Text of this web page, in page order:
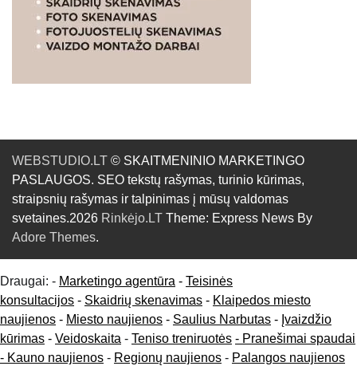
WEBSTUDIO.LT © SKAITMENINIO MARKETINGO
PASLAUGOS. SEO tekstų rašymas, turinio kūrimas,
straipsnių rašymas ir talpinimas į mūsų valdomas
svetaines.2026 Rinkėjo.LT Theme: Express News By
Adore Themes.
Draugai: - Marketingo agentūra - Teisinės
konsultacijos - Skaidrių skenavimas - Klaipedos miesto
naujienos - Miesto naujienos - Saulius Narbutas - Įvaizdžio
kūrimas - Veidoskaita - Teniso treniruotės - Pranešimai spaudai
- Kauno naujienos - Regionų naujienos - Palangos naujienos